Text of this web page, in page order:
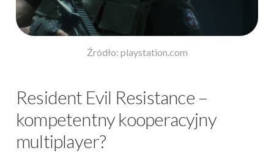
Źródło: playstation.com
Resident Evil Resistance –
kompetentny kooperacyjny
multiplayer?